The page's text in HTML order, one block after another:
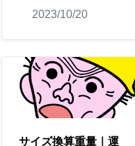
2023/10/20
サイズ換算重量｜運